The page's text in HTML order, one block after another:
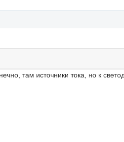
там источники тока, но к